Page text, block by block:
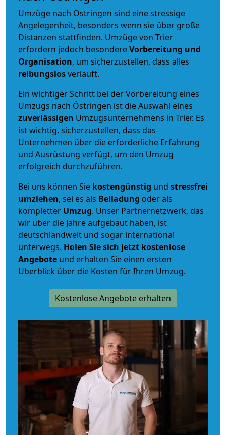
Umzüge nach Östringen sind eine stressige
Angelegenheit, besonders wenn sie über große
Distanzen stattfinden. Umzüge von Trier
erfordern jedoch besondereVorbereitung und
Organisation, um sicherzustellen, dass alles
reibungslosverläuft.
Ein wichtiger Schritt bei der Vorbereitung eines
Umzugs nach Östringen ist die Auswahl eines
zuverlässigen Umzugsunternehmens in Trier. Es
ist wichtig, sicherzustellen, dass das
Unternehmen über die erforderliche Erfahrung
und Ausrüstung verfügt, um den Umzug
erfolgreich durchzuführen.
Bei uns können Sie kostengünstig und stressfrei
umziehen, sei es als Beiladung oder als
kompletter Umzug. Unser Partnernetzwerk, das
wir über die Jahre aufgebaut haben, ist
deutschlandweit und sogar international
unterwegs. Holen Sie sich jetzt kostenlose
Angebote und erhalten Sie einen ersten
Überblick über die Kosten für Ihren Umzug.
Kostenlose Angebote erhalten